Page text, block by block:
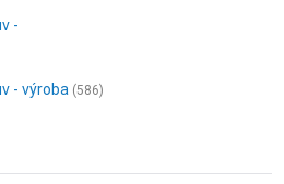
-
- výroba (586)